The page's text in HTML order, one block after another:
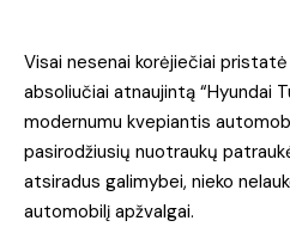
Visai nesenai korėjiečiai
absoliučiai atnaujintą “Hyundai
modernumu kvepiantis
pasirodžiusių nuotraukų
atsiradus galimybei, nieko
automobilį apžvalgai.